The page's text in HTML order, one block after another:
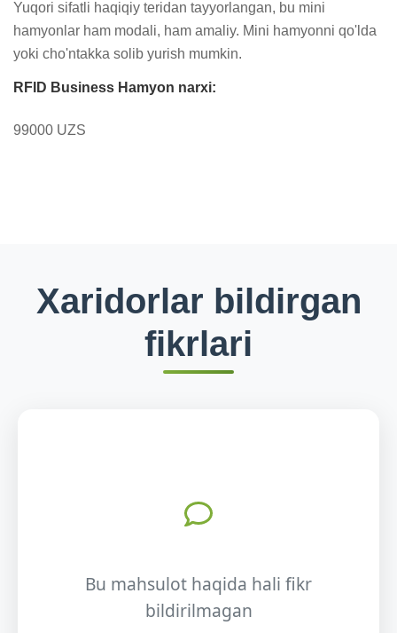
Yuqori sifatli haqiqiy teridan tayyorlangan, bu mini
hamyonlar ham modali, ham amaliy. Mini hamyonni qo'lda
yoki cho'ntakka solib yurish mumkin.
RFID Business Hamyon narxi:
99000 UZS
Xaridorlar bildirgan
fikrlari
Bu mahsulot haqida hali fikr
bildirilmagan